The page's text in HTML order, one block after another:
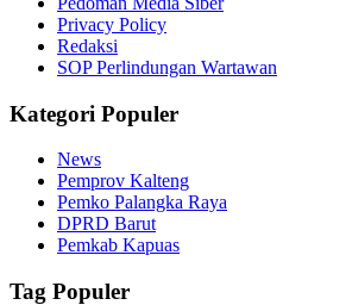
Privacy Policy
Redaksi
SOP Perlindungan Wartawan
Kategori Populer
News
Pemprov Kalteng
Pemko Palangka Raya
DPRD Barut
Pemkab Kapuas
Tag Populer